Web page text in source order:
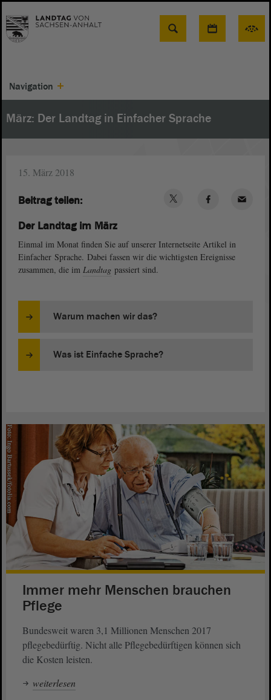
Suche
Navigation
März: Der Landtag in Einfacher Sprache
15. März 2018
Der Landtag im März
Einmal im Monat finden Sie auf unserer Internetseite Artikel in
Einfacher Sprache. Dabei fassen wir die wichtigsten Ereignisse
zusammen, die im Landtag passiert sind.
Warum machen wir das?
Was ist Einfache Sprache?
Beitrag teilen:
Immer mehr Menschen brauchen
Pflege
Bundesweit waren 3,1 Millionen Menschen 2017
pflegebedürftig. Nicht alle Pflegebedürftigen können sich
die Kosten leisten.
weiterlesen